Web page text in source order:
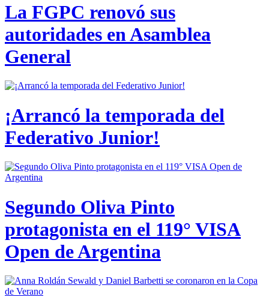
La FGPC renovó sus
autoridades en Asamblea
General
¡Arrancó la temporada del
Federativo Junior!
Segundo Oliva Pinto
protagonista en el 119° VISA
Open de Argentina